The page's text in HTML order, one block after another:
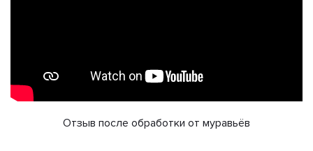
Отзыв после обработки от муравьёв